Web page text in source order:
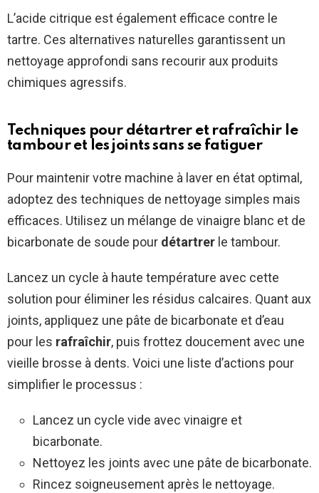
L’acide citrique est également efficace contre le
tartre. Ces alternatives naturelles garantissent un
nettoyage approfondi sans recourir aux produits
chimiques agressifs.
Techniques pour détartrer et rafraîchir le
tambour et les joints sans se fatiguer
Pour maintenir votre machine à laver en état optimal,
adoptez des techniques de nettoyage simples mais
efficaces. Utilisez un mélange de vinaigre blanc et de
bicarbonate de soude pour détartrer le tambour.
Lancez un cycle à haute température avec cette
solution pour éliminer les résidus calcaires. Quant aux
joints, appliquez une pâte de bicarbonate et d’eau
pour les rafraîchir, puis frottez doucement avec une
vieille brosse à dents. Voici une liste d’actions pour
simplifier le processus :
Lancez un cycle vide avec vinaigre et
bicarbonate.
Nettoyez les joints avec une pâte de bicarbonate.
Rincez soigneusement après le nettoyage.